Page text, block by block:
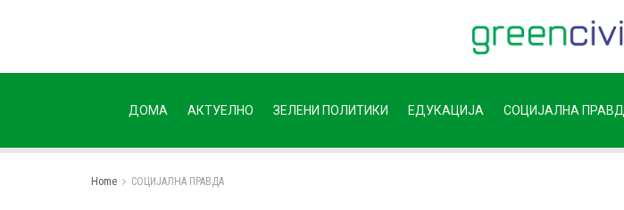
ДОМА АКТУЕЛНО ЗЕЛЕНИ ПОЛИТИКИ ЕДУКАЦИЈА СОЦИЈАЛНА
Home СОЦИЈАЛНА ПРАВДА